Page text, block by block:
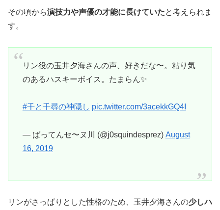
その頃から演技力や声優の才能に長けていたと考えられま
す。
リン役の玉井夕海さんの声、好きだな〜。粘り気
のあるハスキーボイス。たまらん✨
#千と千尋の神隠し pic.twitter.com/3acekkGQ4I
— ばってんセ〜ヌ川 (@j0squindesprez) August
16, 2019
リンがさっぱりとした性格のため、玉井夕海さんの少しハ